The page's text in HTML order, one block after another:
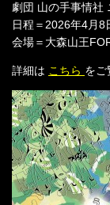
劇団 山の手事情社
日程＝2026年4月8
会場＝大森山王
詳細は こちら をご